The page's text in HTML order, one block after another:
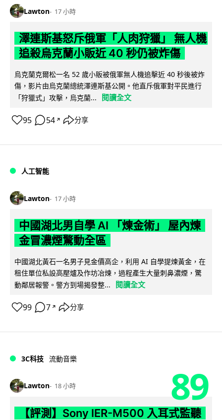
Lawton 17 小時
澤連斯基怒斥俄軍「人肉狩獵」 無人機
追殺烏克蘭小販近 40 秒仍被炸傷
烏克蘭克爾松一名 52 歲小販被俄軍無人機追擊近 40 秒後被炸
傷，影片由烏克蘭總統澤連斯基公開。他直斥俄軍對平民進行
「狩獵式」攻擊，烏克蘭...
閱讀全文
95 54 ↗ 分享
人工智能
Lawton 17 小時
中國湖北男自學 AI 「煉金術」 屋內煉
金冒濃煙驚動全區
中國湖北黃石一名男子見金價高企，利用 AI 自學提煉黃金，在
租住單位私設高壓爐及作坊冶煉，過程產生大量刺鼻濃煙，驚
動鄰居報警。警方到場揭發整...
閱讀全文
99 7 ↗ 分享
3C科技 流動音樂
Lawton 18 小時 89
【評測】Sony IER-M500 入耳式監聽